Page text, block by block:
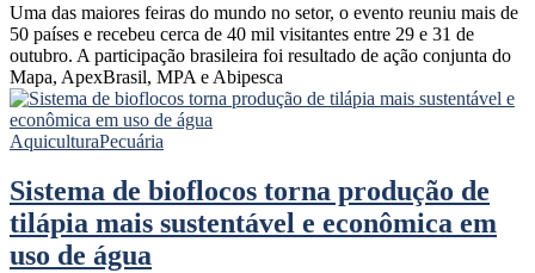
Uma das maiores feiras do mundo no setor, o evento reuniu mais de
50 países e recebeu cerca de 40 mil visitantes entre 29 e 31 de
outubro. A participação brasileira foi resultado de ação conjunta do
Mapa, ApexBrasil, MPA e Abipesca
AquiculturaPecuária
Sistema de bioflocos torna produção de
tilápia mais sustentável e econômica em
uso de água